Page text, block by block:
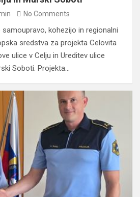
No Comments
kohezijo in regionalni
sredstva za projekta Celovita
ulice v Celju in Ureditev ulice
Soboti. Projekta…